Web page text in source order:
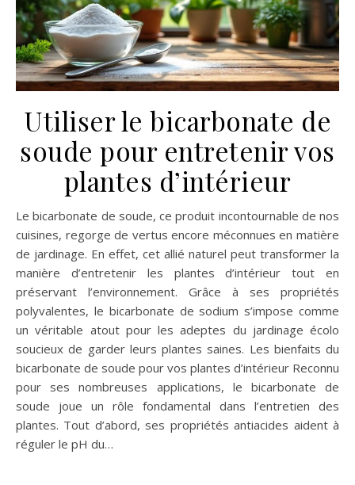
Utiliser le bicarbonate de
soude pour entretenir vos
plantes d’intérieur
Le bicarbonate de soude, ce produit incontournable de nos
cuisines, regorge de vertus encore méconnues en matière
de jardinage. En effet, cet allié naturel peut transformer la
manière d’entretenir les plantes d’intérieur tout en
préservant l’environnement. Grâce à ses propriétés
polyvalentes, le bicarbonate de sodium s’impose comme
un véritable atout pour les adeptes du jardinage écolo
soucieux de garder leurs plantes saines. Les bienfaits du
bicarbonate de soude pour vos plantes d’intérieur Reconnu
pour ses nombreuses applications, le bicarbonate de
soude joue un rôle fondamental dans l’entretien des
plantes. Tout d’abord, ses propriétés antiacides aident à
réguler le pH du…